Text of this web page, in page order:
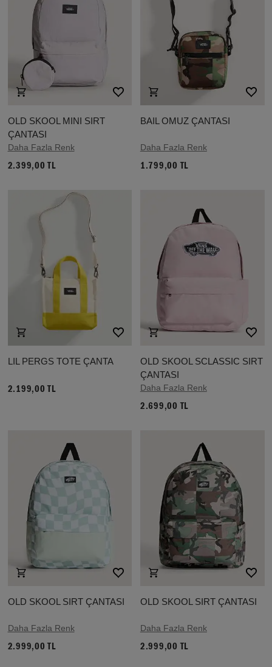
OLD SKOOL MINI SIRT
ÇANTASI
Daha Fazla Renk
2.399,00 TL
BAIL OMUZ ÇANTASI
Daha Fazla Renk
1.799,00 TL
LIL PERGS TOTE ÇANTA
2.199,00 TL
OLD SKOOL SCLASSIC SIRT
ÇANTASI
Daha Fazla Renk
2.699,00 TL
OLD SKOOL SIRT ÇANTASI
Daha Fazla Renk
2.999,00 TL
OLD SKOOL SIRT ÇANTASI
Daha Fazla Renk
2.999,00 TL